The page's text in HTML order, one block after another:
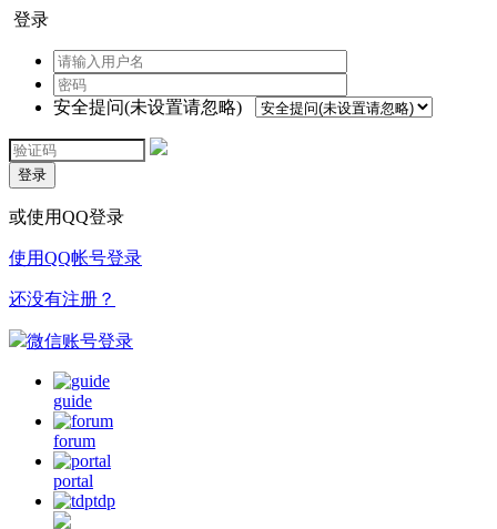
登录
安全提问(未设置请忽略)
登录
或使用QQ登录
使用QQ帐号登录
还没有注册？
微信账号登录
guide
forum
portal
tdp